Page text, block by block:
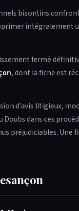
bisontins
intégralement
fermé
, dont la fiche est
d'avis litigieux,
dans ces
préjudiciables. Une